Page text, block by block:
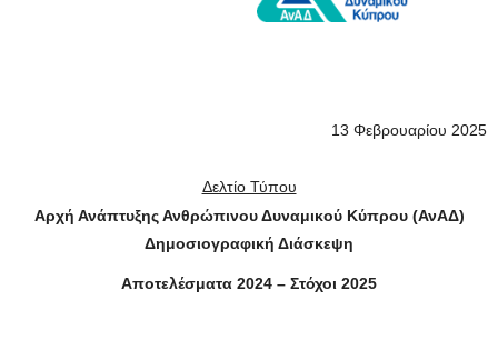
13 Φεβρουαρίου 2025
Δελτίο Τύπου
Αρχή Ανάπτυξης Ανθρώπινου Δυναμικού Κύπρου (ΑνΑΔ)
Δημοσιογραφική Διάσκεψη
Αποτελέσματα 2024 – Στόχοι 2025